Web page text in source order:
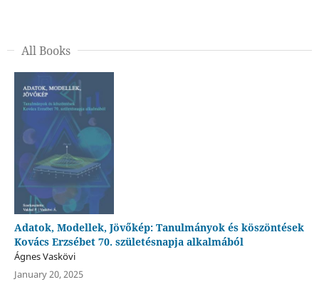
All Books
Adatok, Modellek, Jövőkép: Tanulmányok és köszöntések
Kovács Erzsébet 70. születésnapja alkalmából
Ágnes Vaskövi
January 20, 2025